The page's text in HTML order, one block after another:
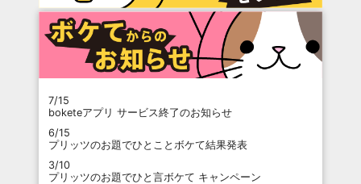
7/15
boketeアプリ サービス終了のお知らせ
6/15
プリッツのお題でひとことボケて結果発表
3/10
プリッツのお題でひと言ボケて キャンペーン